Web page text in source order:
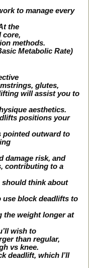
to manage every
the
core,
methods.
Metabolic Rate)
glutes,
will assist you to
aesthetics.
positions your
pointed outward to
damage risk, and
contributing to a
should think about
use block deadlifts to
the weight longer at
wish to
than regular,
vs knee.
deadlift, which I’ll